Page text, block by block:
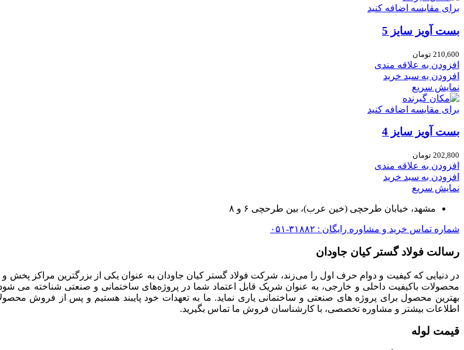
برای مقایسه اضافه کنید
بست آویز سایز 5
210,600 تومان
افزودن به علاقه مندی
افزودن به سبد خرید
نمایش سریع
برای مقایسه اضافه کنید
بست آویز سایز 4
202,800 تومان
افزودن به علاقه مندی
افزودن به سبد خرید
نمایش سریع
مشهد، خیابان طرحچی (خین عرب)، بین طرحچی ۶ و ۸
شماره تماس خرید و مشاوره رایگان : ۳۱۸۸۲-۰۵۱
رسالت فولاد گستر کیان جاودان
در دنیایی که کیفیت و دوام حرف اول را می‌زند، شرکت فولاد گستر کیان جاودان به عنوان یکی از بزرگترین مراکز
محصولات باکیفیت داخلی و خارجی، به عنوان شریک قابل اعتماد شما در پروژه‌های ساختمانی و صنعتی شناخته می
بهترین محصول برای پروژه های صنعتی و ساختمانی یاری نماید. ما به تعهدات خود پایبند هستیم و پس از فروش
اطلاعات بیشتر و مشاوره تخصصی، با کارشناسان فروش ما تماس بگیرید.
قیمت لوله